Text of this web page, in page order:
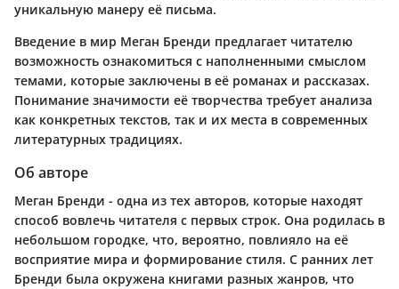
уникальную манеру её письма.
Введение в мир Меган Бренди предлагает читателю
возможность ознакомиться с наполненными смыслом
темами, которые заключены в её романах и рассказах.
Понимание значимости её творчества требует анализа
как конкретных текстов, так и их места в современных
литературных традициях.
Об авторе
Меган Бренди - одна из тех авторов, которые находят
способ вовлечь читателя с первых строк. Она родилась в
небольшом городке, что, вероятно, повлияло на её
восприятие мира и формирование стиля. С ранних лет
Бренди была окружена книгами разных жанров, что